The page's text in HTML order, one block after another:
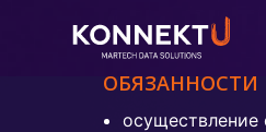
ОБЯЗАННОСТИ
осуществление